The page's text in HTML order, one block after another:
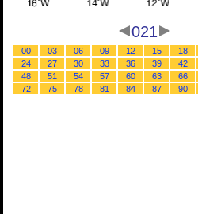
021
00 03 06 09 12 15 18
24
27 30 33 36 39 42
48
51 54 57 60 63 66
72
75 78 81 84 87 90